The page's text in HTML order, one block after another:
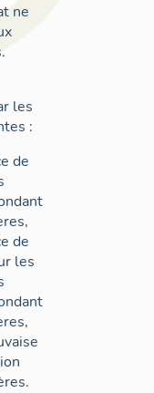
ne
les
:
de
de
les